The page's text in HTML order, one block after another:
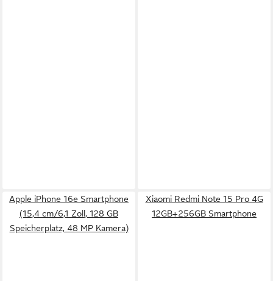
Apple iPhone 16e Smartphone
(15,4 cm/6,1 Zoll, 128 GB
Speicherplatz, 48 MP Kamera)
Xiaomi Redmi Note 15 Pro 4G
12GB+256GB Smartphone